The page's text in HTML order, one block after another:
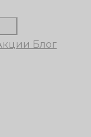
Блог